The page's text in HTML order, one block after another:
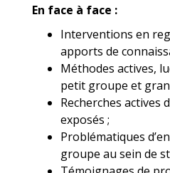
En face à face :
Interventions en
apports de
Méthodes actives,
petit groupe et
Recherches actives
exposés ;
Problématiques
groupe au sein de